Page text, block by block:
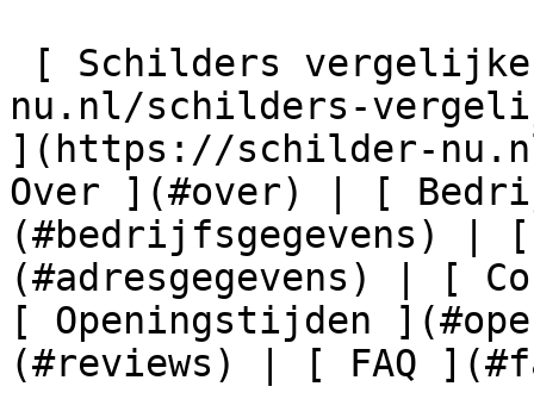
nu.nl/schilders-
](https://schilder-
Over ](#over) | [
(#bedrijfsgegevens) | [
(#adresgegevens) | [
[ Openingstijden
(#reviews) | [ FAQ